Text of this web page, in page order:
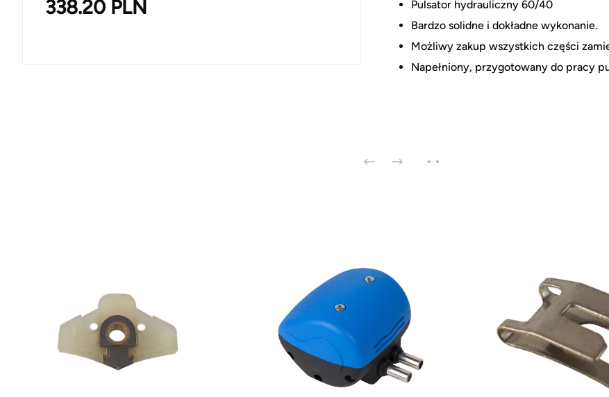
338.20 PLN
Pulsator hydrauliczny 60/40
Bardzo solidne i dokładne wykonanie.
Możliwy zakup wszystkich części
Napełniony, przygotowany do pracy